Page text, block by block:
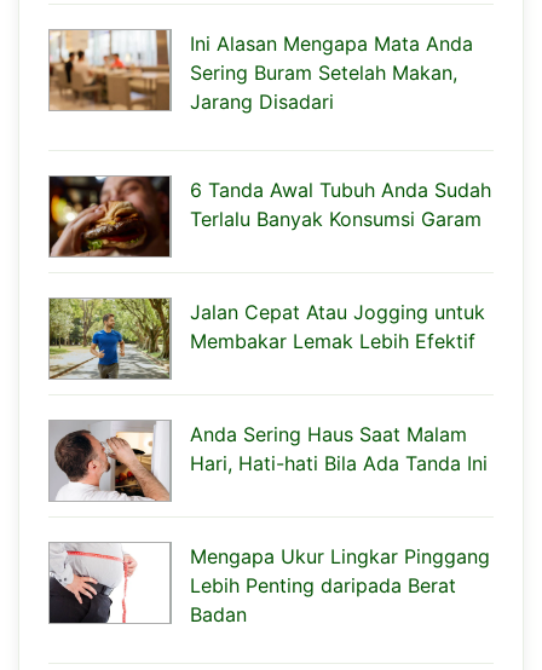
Ini Alasan Mengapa Mata Anda
Sering Buram Setelah Makan,
Jarang Disadari
6 Tanda Awal Tubuh Anda Sudah
Terlalu Banyak Konsumsi Garam
Jalan Cepat Atau Jogging untuk
Membakar Lemak Lebih Efektif
Anda Sering Haus Saat Malam
Hari, Hati-hati Bila Ada Tanda Ini
Mengapa Ukur Lingkar Pinggang
Lebih Penting daripada Berat
Badan